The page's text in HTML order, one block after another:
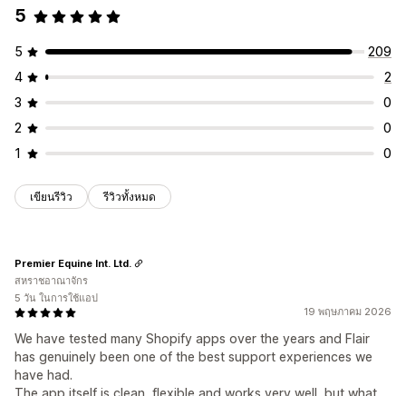
5
5
209
4
2
3
0
2
0
1
0
เขียนรีวิว รีวิวทั้งหมด
19 พฤษภาคม 2026
We have tested many Shopify apps over the years and Flair
has genuinely been one of the best support experiences we
have had.
Premier Equine Int. Ltd.
สหราชอาณาจักร
5 วัน ในการใช้แอป